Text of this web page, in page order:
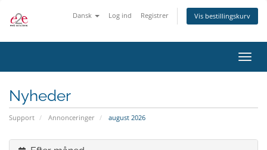
Dansk Log ind Registrer Vis bestillingskurv
Skift
Nyheder
Support Annonceringer august 2026